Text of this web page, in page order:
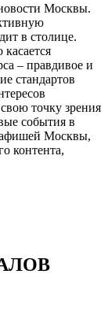
Москвы.
в столице.
– правдивое и
стандартов
точку зрения
события в
афишей Москвы,
контента,